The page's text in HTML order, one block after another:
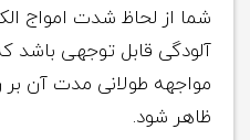
شما از لحاظ شدت امواج
آلودگی قابل توجهی باشد
مواجهه طولانی مدت آن
ظاهر شود.